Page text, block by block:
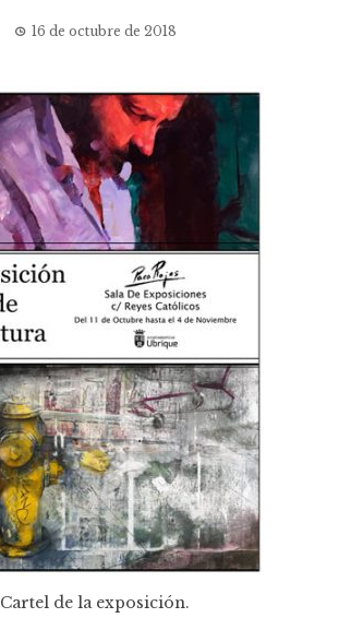
16 de octubre de 2018
Cartel de la exposición.